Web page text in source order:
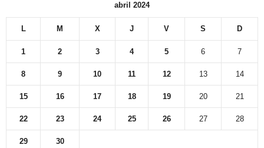
abril 2024
L M X J V S D
1 2 3 4 5 6 7
8 9 10 11 12 13 14
15 16 17 18 19 20 21
22 23 24 25 26 27 28
29
30